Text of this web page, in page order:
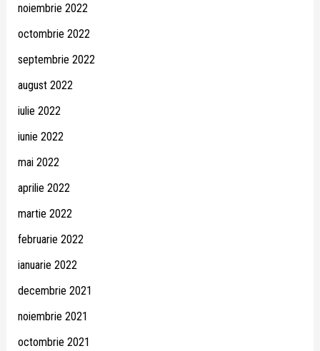
noiembrie 2022
octombrie 2022
septembrie 2022
august 2022
iulie 2022
iunie 2022
mai 2022
aprilie 2022
martie 2022
februarie 2022
ianuarie 2022
decembrie 2021
noiembrie 2021
octombrie 2021